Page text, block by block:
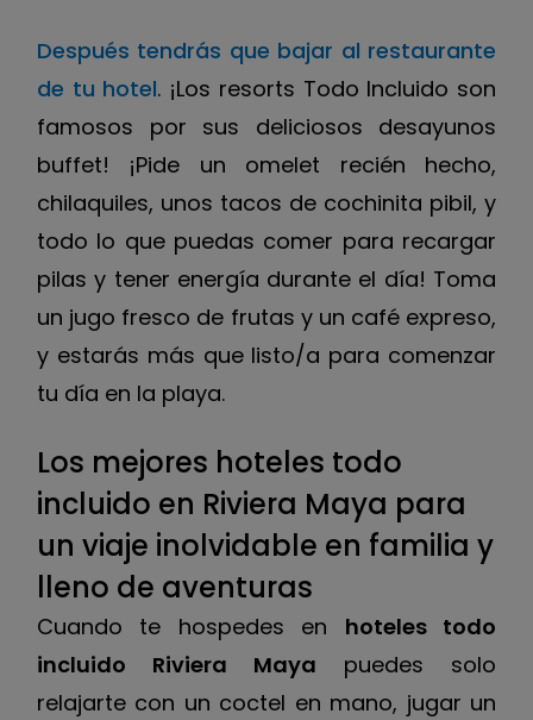
Después tendrás que bajar al restaurante
de tu hotel. ¡Los resorts Todo Incluido son
famosos por sus deliciosos desayunos
buffet! ¡Pide un omelet recién hecho,
chilaquiles, unos tacos de cochinita pibil, y
todo lo que puedas comer para recargar
pilas y tener energía durante el día! Toma
un jugo fresco de frutas y un café expreso,
y estarás más que listo/a para comenzar
tu día en la playa.
Los mejores hoteles todo
incluido en Riviera Maya para
un viaje inolvidable en familia y
lleno de aventuras
Cuando te hospedes en hoteles todo
incluido Riviera Maya puedes solo
relajarte con un coctel en mano, jugar un